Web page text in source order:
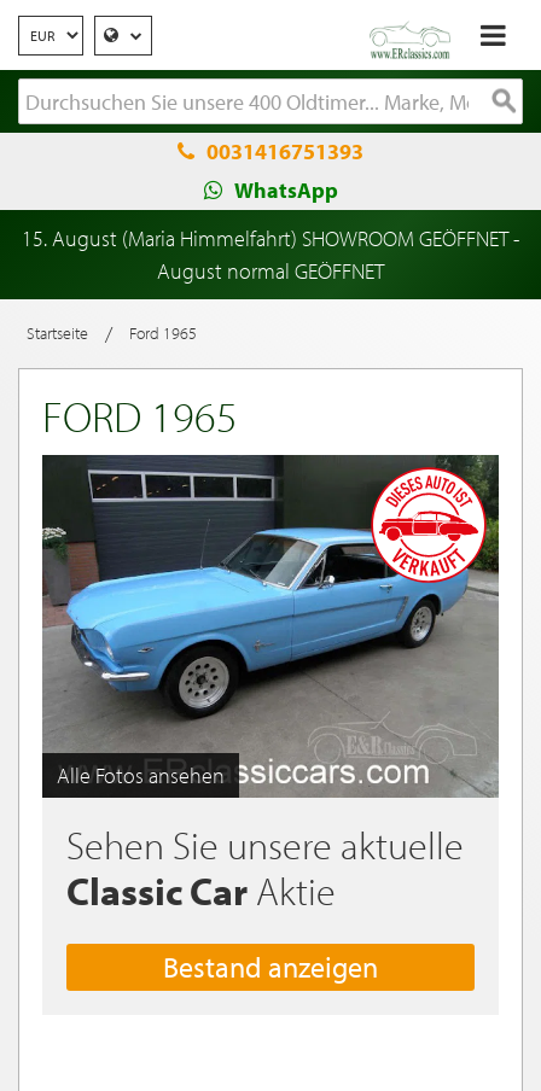
0031416751393
WhatsApp
15. August (Maria Himmelfahrt) SHOWROOM GEÖFFNET -
August normal GEÖFFNET
Startseite / Ford 1965
FORD 1965
Alle Fotos ansehen
Sehen Sie unsere aktuelle
Classic Car Aktie
Bestand anzeigen